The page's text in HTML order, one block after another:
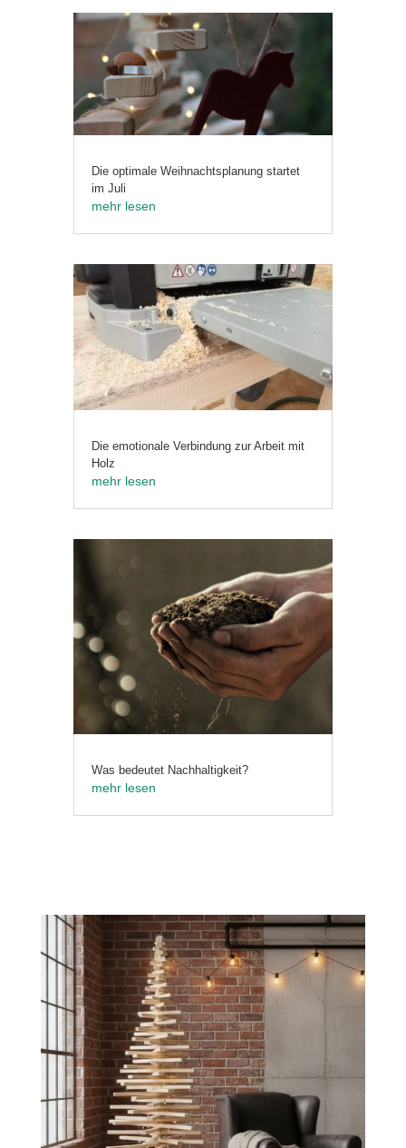
Die optimale Weihnachtsplanung startet
im Juli
mehr lesen
Die emotionale Verbindung zur Arbeit mit
Holz
mehr lesen
Was bedeutet Nachhaltigkeit?
mehr lesen